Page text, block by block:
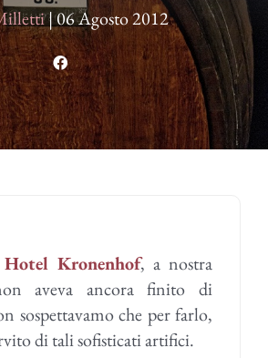
|06 Agosto 2012
Kronenhof, a nostra
aveva ancora finito di
sospettavamo che per farlo,
di tali sofisticati artifici.